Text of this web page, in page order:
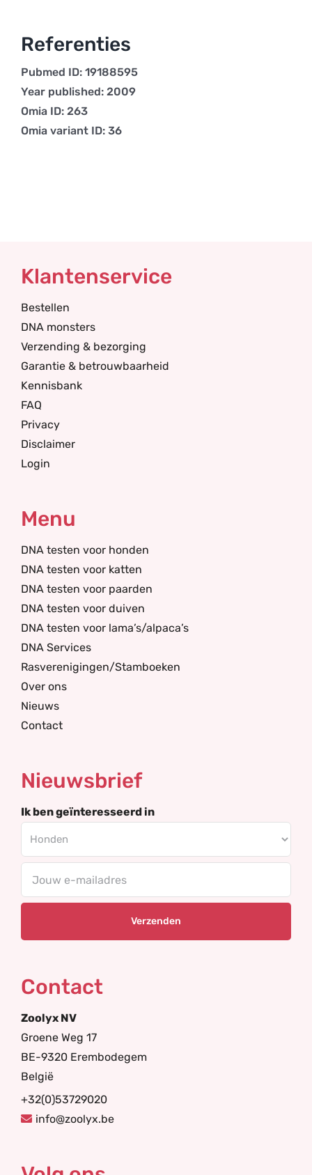
Referenties
Pubmed ID: 19188595
Year published: 2009
Omia ID: 263
Omia variant ID: 36
Klantenservice
Bestellen
DNA monsters
Verzending & bezorging
Garantie & betrouwbaarheid
Kennisbank
FAQ
Privacy
Disclaimer
Login
Menu
DNA testen voor honden
DNA testen voor katten
DNA testen voor paarden
DNA testen voor duiven
DNA testen voor lama’s/alpaca’s
DNA Services
Rasverenigingen/Stamboeken
Over ons
Nieuws
Contact
Nieuwsbrief
Ik ben geïnteresseerd in
Contact
Zoolyx NV
Groene Weg 17
BE-9320 Erembodegem
België
+32(0)53729020
info@zoolyx.be